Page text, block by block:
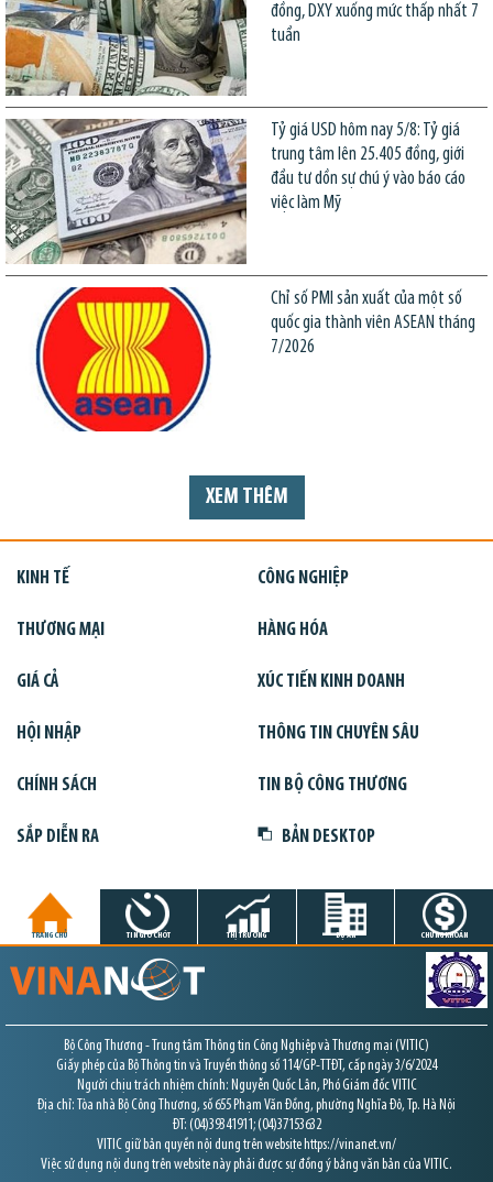
đồng, DXY xuống mức thấp nhất 7
tuần
Tỷ giá USD hôm nay 5/8: Tỷ giá
trung tâm lên 25.405 đồng, giới
đầu tư dồn sự chú ý vào báo cáo
việc làm Mỹ
Chỉ số PMI sản xuất của một số
quốc gia thành viên ASEAN tháng
7/2026
XEM THÊM
KINH TẾ CÔNG NGHIỆP
THƯƠNG MẠI HÀNG HÓA
GIÁ CẢ XÚC TIẾN KINH DOANH
HỘI NHẬP THÔNG TIN CHUYÊN SÂU
CHÍNH SÁCH TIN BỘ CÔNG THƯƠNG
SẮP DIỄN RA BẢN DESKTOP
TRANG CHỦ TIN GIỜ CHÓT THỊ TRƯỜNG DỰ ÁN CHỨNG KHOÁN
Bộ Công Thương - Trung tâm Thông tin Công Nghiệp và Thương mại (VITIC)
Giấy phép của Bộ Thông tin và Truyền thông số 114/GP-TTĐT, cấp ngày 3/6/2024
Người chịu trách nhiệm chính: Nguyễn Quốc Lân, Phó Giám đốc VITIC
Địa chỉ: Tòa nhà Bộ Công Thương, số 655 Phạm Văn Đồng, phường Nghĩa Đô, Tp. Hà Nội
ĐT: (04)39341911; (04)37153632
VITIC giữ bản quyền nội dung trên website https://vinanet.vn/
Việc sử dụng nội dung trên website này phải được sự đồng ý bằng văn bản của VITIC.